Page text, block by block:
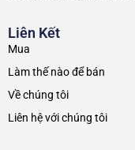
Liên Kết
Mua
Làm thế nào để bán
Về chúng tôi
Liên hệ với chúng tôi